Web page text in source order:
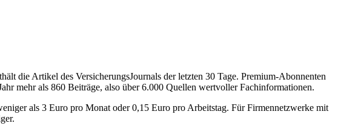
die Artikel des VersicherungsJournals der letzten 30 Tage. Premium-Abonnenten
mehr als 860 Beiträge, also über 6.000 Quellen wertvoller Fachinformationen.
als 3 Euro pro Monat oder 0,15 Euro pro Arbeitstag. Für Firmennetzwerke mit